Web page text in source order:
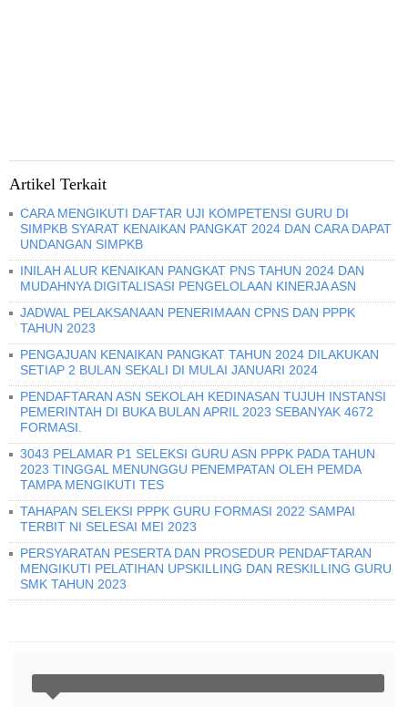
Artikel Terkait
CARA MENGIKUTI DAFTAR UJI KOMPETENSI GURU DI
SIMPKB SYARAT KENAIKAN PANGKAT 2024 DAN CARA DAPAT
UNDANGAN SIMPKB
INILAH ALUR KENAIKAN PANGKAT PNS TAHUN 2024 DAN
MUDAHNYA DIGITALISASI PENGELOLAAN KINERJA ASN
JADWAL PELAKSANAAN PENERIMAAN CPNS DAN PPPK
TAHUN 2023
PENGAJUAN KENAIKAN PANGKAT TAHUN 2024 DILAKUKAN
SETIAP 2 BULAN SEKALI DI MULAI JANUARI 2024
PENDAFTARAN ASN SEKOLAH KEDINASAN TUJUH INSTANSI
PEMERINTAH DI BUKA BULAN APRIL 2023 SEBANYAK 4672
FORMASI.
3043 PELAMAR P1 SELEKSI GURU ASN PPPK PADA TAHUN
2023 TINGGAL MENUNGGU PENEMPATAN OLEH PEMDA
TAMPA MENGIKUTI TES
TAHAPAN SELEKSI PPPK GURU FORMASI 2022 SAMPAI
TERBIT NI SELESAI MEI 2023
PERSYARATAN PESERTA DAN PROSEDUR PENDAFTARAN
MENGIKUTI PELATIHAN UPSKILLING DAN RESKILLING GURU
SMK TAHUN 2023